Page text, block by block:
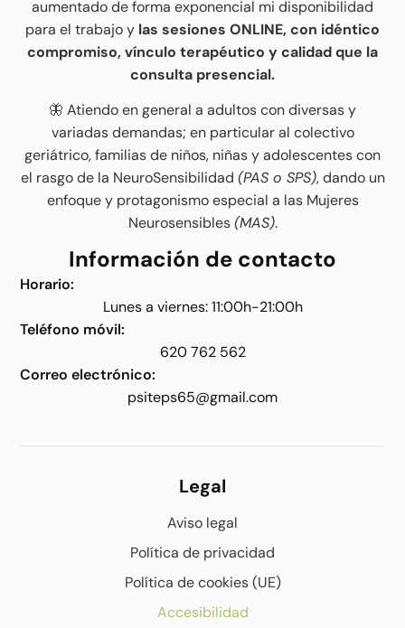
aumentado de forma exponencial mi disponibilidad
para el trabajo y las sesiones ONLINE, con idéntico
compromiso, vínculo terapéutico y calidad que la
consulta presencial.
🦋 Atiendo en general a adultos con diversas y
variadas demandas; en particular al colectivo
geriátrico, familias de niños, niñas y adolescentes con
el rasgo de la NeuroSensibilidad (PAS o SPS), dando un
enfoque y protagonismo especial a las Mujeres
Neurosensibles(MAS).
Información de contacto
Horario:
Lunes a viernes: 11:00h-21:00h
Teléfono móvil:
620 762 562
Correo electrónico:
psiteps65@gmail.com
Legal
Aviso legal
Política de privacidad
Política de cookies (UE)
Accesibilidad